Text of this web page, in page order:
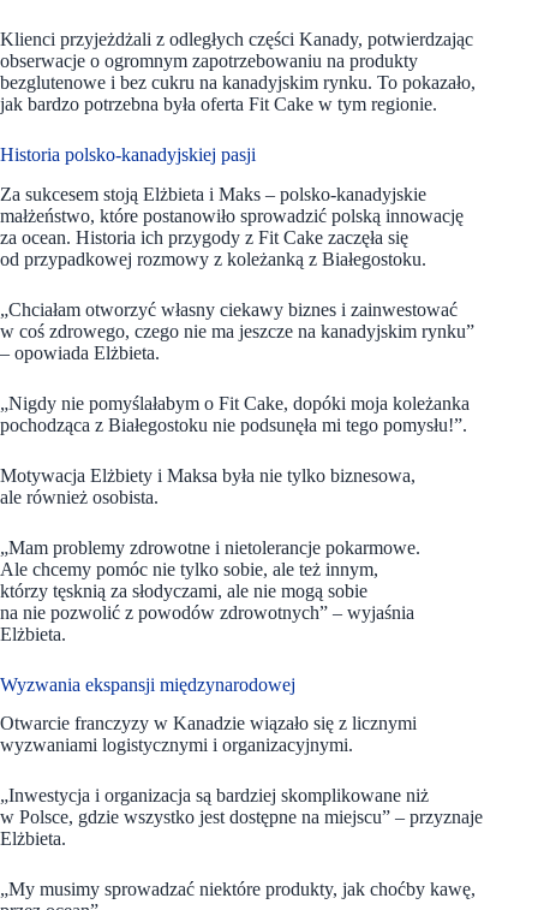
Klienci przyjeżdżali z odległych części Kanady, potwierdzając
obserwacje o ogromnym zapotrzebowaniu na produkty
bezglutenowe i bez cukru na kanadyjskim rynku. To pokazało,
jak bardzo potrzebna była oferta Fit Cake w tym regionie.
Historia polsko-kanadyjskiej pasji
Za sukcesem stoją Elżbieta i Maks – polsko-kanadyjskie
małżeństwo, które postanowiło sprowadzić polską innowację
za ocean. Historia ich przygody z Fit Cake zaczęła się
od przypadkowej rozmowy z koleżanką z Białegostoku.
„Chciałam otworzyć własny ciekawy biznes i zainwestować
w coś zdrowego, czego nie ma jeszcze na kanadyjskim rynku”
– opowiada Elżbieta.
„Nigdy nie pomyślałabym o Fit Cake, dopóki moja koleżanka
pochodząca z Białegostoku nie podsunęła mi tego pomysłu!”.
Motywacja Elżbiety i Maksa była nie tylko biznesowa,
ale również osobista.
„Mam problemy zdrowotne i nietolerancje pokarmowe.
Ale chcemy pomóc nie tylko sobie, ale też innym,
którzy tęsknią za słodyczami, ale nie mogą sobie
na nie pozwolić z powodów zdrowotnych” – wyjaśnia
Elżbieta.
Wyzwania ekspansji międzynarodowej
Otwarcie franczyzy w Kanadzie wiązało się z licznymi
wyzwaniami logistycznymi i organizacyjnymi.
„Inwestycja i organizacja są bardziej skomplikowane niż
w Polsce, gdzie wszystko jest dostępne na miejscu” – przyznaje
Elżbieta.
„My musimy sprowadzać niektóre produkty, jak choćby kawę,